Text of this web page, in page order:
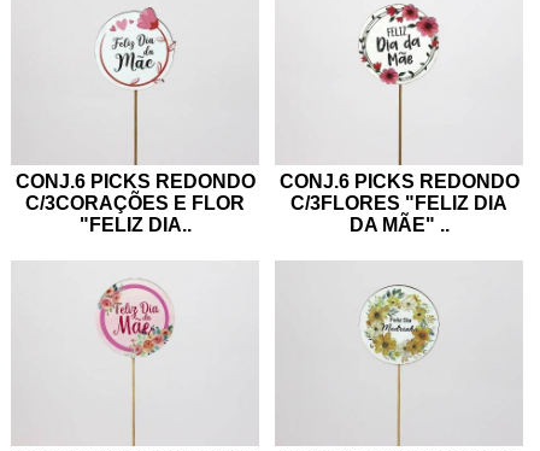
CONJ.6 PICKS REDONDO
C/3CORAÇÕES E FLOR
"FELIZ DIA..
CONJ.6 PICKS REDONDO
C/3FLORES "FELIZ DIA
DA MÃE" ..